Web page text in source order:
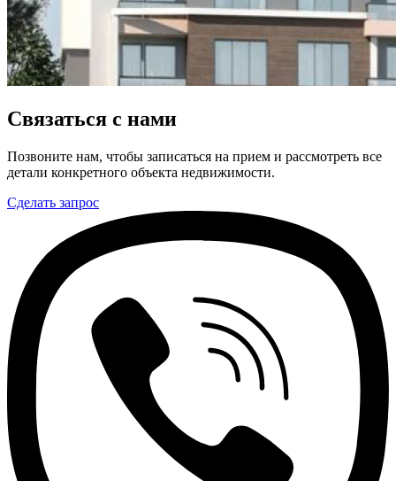
Связаться с нами
Позвоните нам, чтобы записаться на прием и рассмотреть все
детали конкретного объекта недвижимости.
Сделать запрос